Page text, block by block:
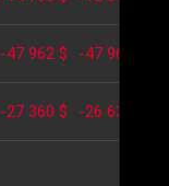
-47 962 $ -47 962 $
-27 360 $ -26 631 $